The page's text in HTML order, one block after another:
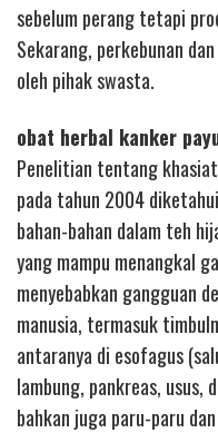
sebelum perang tetapi
Sekarang, perkebunan
oleh pihak swasta.
obat herbal kanker
Penelitian tentang
pada tahun 2004
bahan-bahan dalam teh
yang mampu menangkal
menyebabkan gangguan
manusia, termasuk
antaranya di esofagus
lambung, pankreas, usus,
bahkan juga paru-paru